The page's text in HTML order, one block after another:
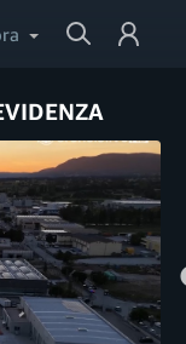
Cerca
Video
Aiuto